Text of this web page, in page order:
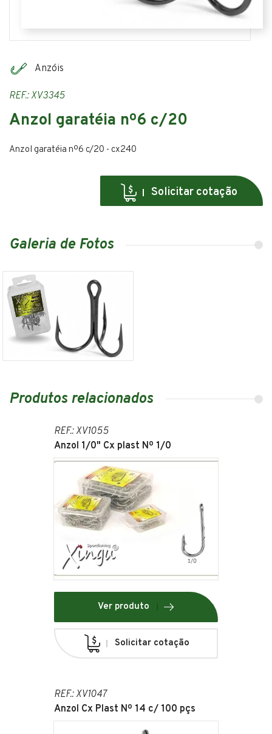
Anzóis
REF.: XV3345
Anzol garatéia nº6 c/20
Anzol garatéia nº6 c/20 - cx240
Solicitar cotação
Galeria de Fotos
Produtos relacionados
REF.: XV1055
Anzol 1/0" Cx plast Nº 1/0
Ver produto
Solicitar cotação
REF.: XV1047
Anzol Cx Plast Nº 14 c/ 100 pçs